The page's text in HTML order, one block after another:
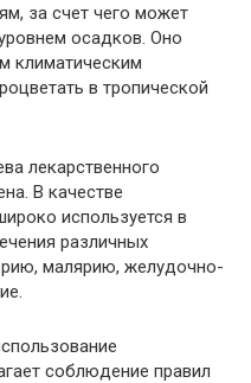
за счет чего может
осадков. Оно
климатическим
в тропической
лекарственного
В качестве
используется в
различных
малярию, желудочно-
соблюдение правил